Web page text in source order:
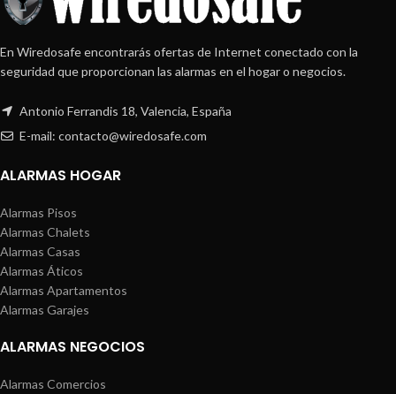
En Wiredosafe encontrarás ofertas de Internet conectado con la
seguridad que proporcionan las alarmas en el hogar o negocios.
Antonio Ferrandis 18, Valencia, España
E-mail: contacto@wiredosafe.com
ALARMAS HOGAR
Alarmas Pisos
Alarmas Chalets
Alarmas Casas
Alarmas Áticos
Alarmas Apartamentos
Alarmas Garajes
ALARMAS NEGOCIOS
Alarmas Comercios